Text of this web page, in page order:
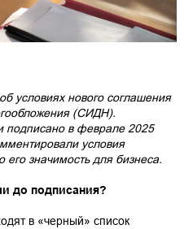
условиях нового соглашения
(СИДН).
подписано в феврале 2025
условия
его значимость для бизнеса.
до подписания?
в «черный» список